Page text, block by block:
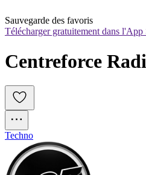
Sauvegarde des favoris
Télécharger gratuitement dans l'App
Centreforce
Techno